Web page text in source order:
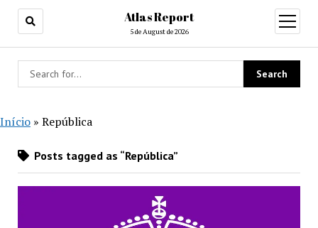
Atlas Report
5 de August de 2026
open
menu
Início » República
Posts tagged as “República”